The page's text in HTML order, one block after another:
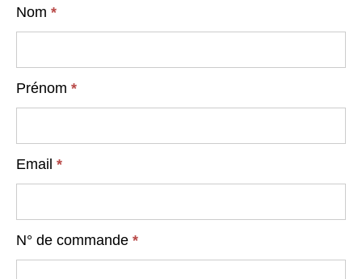
Rétractation
Nom *
Prénom *
Email *
N° de commande *